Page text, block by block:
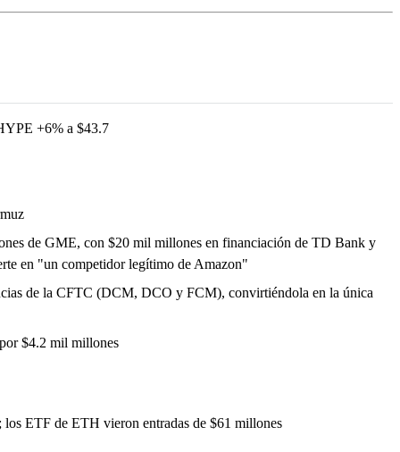
+6% a $43.7
de GME, con $20 mil millones en financiación de TD Bank y
en "un competidor legítimo de Amazon"
de la CFTC (DCM, DCO y FCM), convirtiéndola en la única
$4.2 mil millones
ETF de ETH vieron entradas de $61 millones